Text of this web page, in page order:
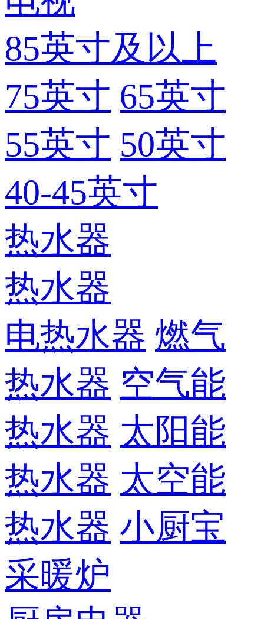
85英寸及以上
75英寸 65英寸
55英寸 50英寸
40-45英寸
热水器
热水器
电热水器 燃气
热水器 空气能
热水器 太阳能
热水器 太空能
热水器 小厨宝
采暖炉